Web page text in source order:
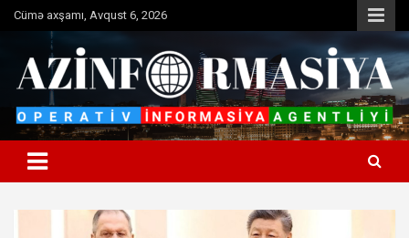
SkipCümə axşamı, Avqust 6, 2026
Azinformasiya
Operativ informasiya agentliyi